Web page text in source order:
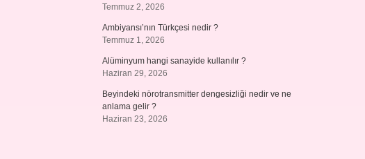
Temmuz 2, 2026
Ambiyansı’nın Türkçesi nedir ?
Temmuz 1, 2026
Alüminyum hangi sanayide kullanılır ?
Haziran 29, 2026
Beyindeki nörotransmitter dengesizliği nedir ve ne
anlama gelir ?
Haziran 23, 2026